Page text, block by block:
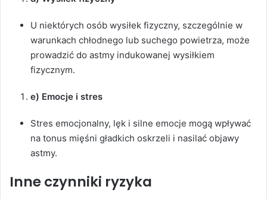
U niektórych osób wysiłek fizyczny, szczególnie w
warunkach chłodnego lub suchego powietrza, może
prowadzić do astmy indukowanej wysiłkiem
fizycznym.
e) Emocje i stres
Stres emocjonalny, lęk i silne emocje mogą wpływać
na tonus mięśni gładkich oskrzeli i nasilać objawy
astmy.
Inne czynniki ryzyka